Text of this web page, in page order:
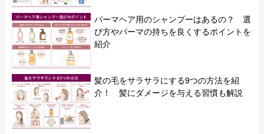
パーマヘア用のシャンプーはあるの？ 選
び方やパーマの持ちを良くするポイントを
紹介
髪の毛をサラサラにする9つの方法を紹
介！ 髪にダメージを与える習慣も解説